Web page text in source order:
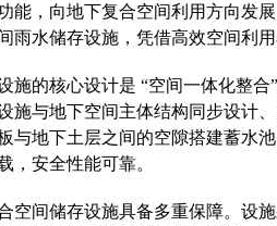
能，向地下复合空间利用方向发
雨水储存设施，凭借高效空间利
施的核心设计是 “空间一体化整
施与地下空间主体结构同步设计
与地下土层之间的空隙搭建蓄水
，安全性能可靠。
空间储存设施具备多重保障。设